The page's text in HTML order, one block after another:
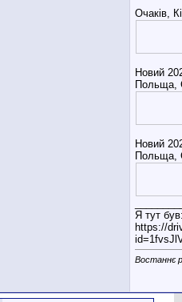
Очаків,
Новий
Польща,
Новий
Польща,
Я тут
https://
Востаннє